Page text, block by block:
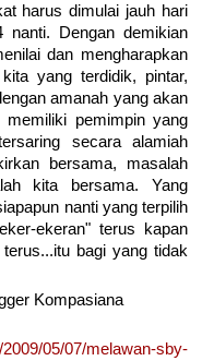
harus dimulai jauh hari
nanti. Dengan demikian
dan mengharapkan
yang terdidik, pintar,
amanah yang akan
pemimpin yang
secara alamiah
bersama, masalah
kita bersama. Yang
nanti yang terpilih
ekeran" terus kapan
bagi yang tidak
Kompasiana
05/07/melawan-sby-